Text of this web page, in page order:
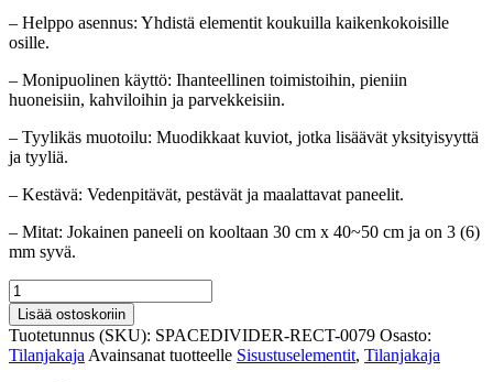
– Helppo asennus: Yhdistä elementit koukuilla kaikenkokoisille
osille.
– Monipuolinen käyttö: Ihanteellinen toimistoihin, pieniin
huoneisiin, kahviloihin ja parvekkeisiin.
– Tyylikäs muotoilu: Muodikkaat kuviot, jotka lisäävät yksityisyyttä
ja tyyliä.
– Kestävä: Vedenpitävät, pestävät ja maalattavat paneelit.
– Mitat: Jokainen paneeli on kooltaan 30 cm x 40~50 cm ja on 3 (6)
mm syvä.
Teollinen
tilanjakaja
verhoilla
määrä
Lisää ostoskoriin
Tuotetunnus (SKU): SPACEDIVIDER-RECT-0079 Osasto:
Tilanjakaja Avainsanat tuotteelle Sisustuselementit, Tilanjakaja